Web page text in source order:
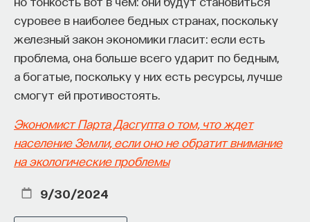
суровее в наиболее бедных странах, поскольку
железный закон экономики гласит: если есть
проблема, она больше всего ударит по бедным,
а богатые, поскольку у них есть ресурсы, лучше
смогут ей противостоять.
Экономист Парта Дасгупта о том, что ждет
население Земли, если оно не обратит внимание
на экологические проблемы
9/30/2024